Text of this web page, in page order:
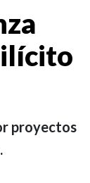
ilícito
proyectos